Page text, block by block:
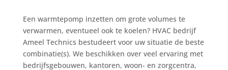
Een warmtepomp inzetten om grote volumes te
verwarmen, eventueel ook te koelen? HVAC bedrijf
Ameel Technics bestudeert voor uw situatie de beste
combinatie(s). We beschikken over veel ervaring met
bedrijfsgebouwen, kantoren, woon- en zorgcentra,